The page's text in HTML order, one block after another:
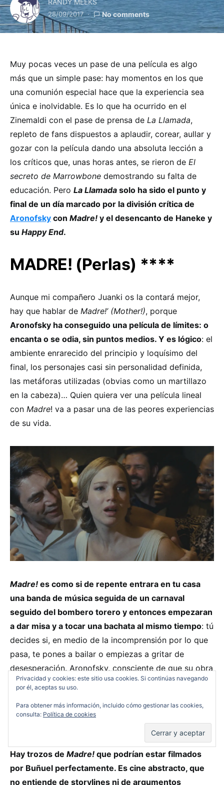
RANDY MEEKS
28/09/2017 No comments
Muy pocas veces un pase de una película es algo
más que un simple pase: hay momentos en los que
una comunión especial hace que la experiencia sea
única e inolvidable. Es lo que ha ocurrido en el
Zinemaldi con el pase de prensa de La Llamada,
repleto de fans dispuestos a aplaudir, corear, aullar y
gozar con la película dando una absoluta lección a
los críticos que, unas horas antes, se rieron de El
secreto de Marrowbone demostrando su falta de
educación. Pero La Llamada solo ha sido el punto y
final de un día marcado por la división crítica de
Aronofsky con Madre! y el desencanto de Haneke y
su Happy End.
MADRE! (Perlas) ****
Aunque mi compañero Juanki os la contará mejor,
hay que hablar de Madre!’ (Mother!), porque
Aronofsky ha conseguido una película de límites: o
encanta o se odia, sin puntos medios. Y es lógico: el
ambiente enrarecido del principio y loquísimo del
final, los personajes casi sin personalidad definida,
las metáforas utilizadas (obvias como un martillazo
en la cabeza)… Quien quiera ver una película lineal
con Madre! va a pasar una de las peores experiencias
de su vida.
Madre! es como si de repente entrara en tu casa
una banda de música seguida de un carnaval
seguido del bombero torero y entonces empezaran
a dar misa y a tocar una bachata al mismo tiempo: tú
decides si, en medio de la incomprensión por lo que
pasa, te pones a bailar o empiezas a gritar de
desesperación. Aronofsky, consciente de que su obra
no va a gustar a todo el mundo, lo apuesta todo al
montaje máximo, sinsentido máximo. Una experiencia
Hay trozos de Madre! que podrían estar filmados
por Buñuel perfectamente. Es cine abstracto, que
no entiende de storylines ni de argumentos
Privacidad y cookies: este sitio usa cookies. Si continúas navegando
por él, aceptas su uso.
Para obtener más información, incluido cómo gestionar las cookies,
consulta: Política de cookies